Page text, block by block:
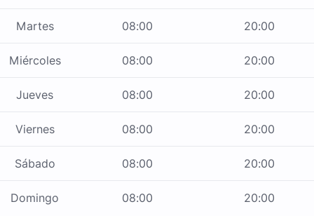
Martes 08:00 20:00
Miércoles 08:00 20:00
Jueves 08:00 20:00
Viernes 08:00 20:00
Sábado 08:00 20:00
Domingo 08:00 20:00